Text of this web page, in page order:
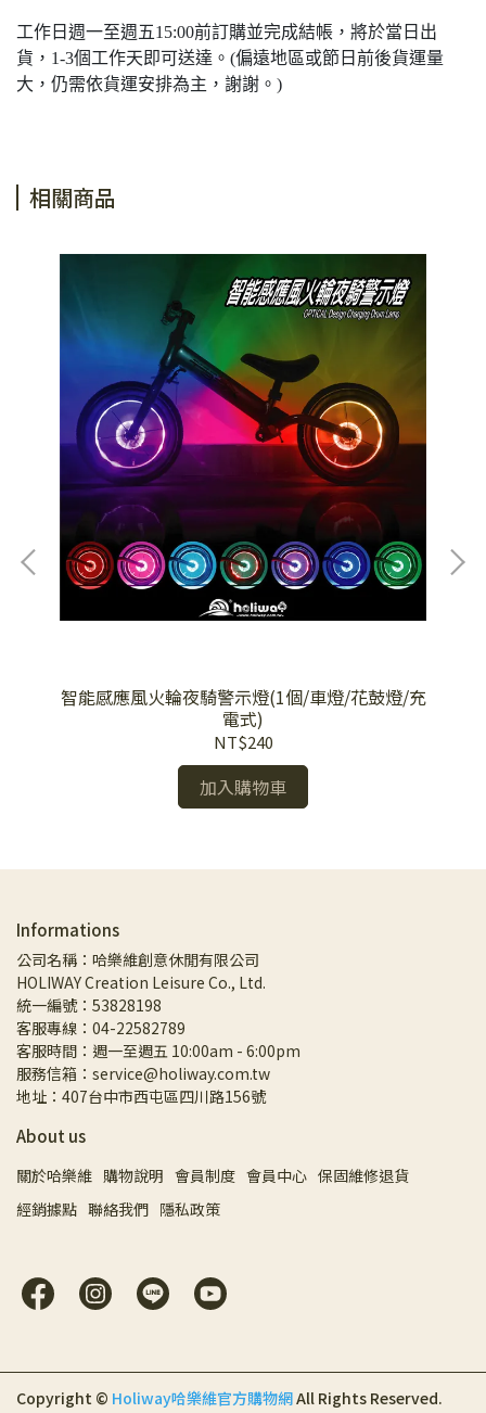
工作日週一至週五15:00前訂購並完成結帳，將於當日出
貨，1-3個工作天即可送達。(偏遠地區或節日前後貨運量
大，仍需依貨運安排為主，謝謝。)
相關商品
智能感應風火輪夜騎警示燈(1個/車燈/花鼓燈/充
電式)
NT$240
加入購物車
Informations
公司名稱：哈樂維創意休閒有限公司
HOLIWAY Creation Leisure Co., Ltd.
統一編號：53828198
客服專線：04-22582789
客服時間：週一至週五 10:00am - 6:00pm
服務信箱：service@holiway.com.tw
地址：407台中市西屯區四川路156號
About us
關於哈樂維 購物說明 會員制度 會員中心 保固維修退貨
經銷據點 聯絡我們 隱私政策
Copyright © Holiway哈樂維官方購物網All Rights Reserved.